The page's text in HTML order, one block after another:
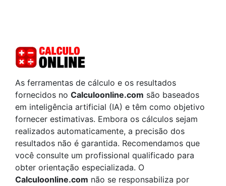
As ferramentas de cálculo e os resultados
fornecidos no Calculoonline.com são baseados
em inteligência artificial (IA) e têm como objetivo
fornecer estimativas. Embora os cálculos sejam
realizados automaticamente, a precisão dos
resultados não é garantida. Recomendamos que
você consulte um profissional qualificado para
obter orientação especializada. O
Calculoonline.com não se responsabiliza por